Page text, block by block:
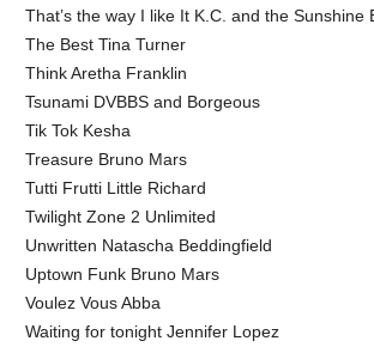
That’s the way I like It K.C. and the Sunshine
The Best Tina Turner
Think Aretha Franklin
Tsunami DVBBS and Borgeous
Tik Tok Kesha
Treasure Bruno Mars
Tutti Frutti Little Richard
Twilight Zone 2 Unlimited
Unwritten Natascha Beddingfield
Uptown Funk Bruno Mars
Voulez Vous Abba
Waiting for tonight Jennifer Lopez